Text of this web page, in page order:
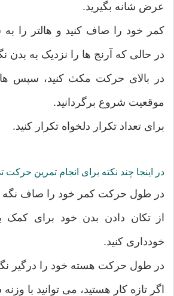
عرض شانه بگیرید.
کمر خود را صاف کنید و هالتر را
در حالی که آرنج ها را نزدیک به بدن
در بالای حرکت مکث کنید، سپس
موقعیت شروع برگردانید.
برای تعداد تکرار دلخواه تکرار کنید.
در اینجا چند نکته برای انجام تمرین حرکت
در طول حرکت کمر خود را صاف نگه
از تکان دادن بدن خود برای کمک
خودداری کنید.
در طول حرکت هسته خود را درگیر
اگر تازه کار هستید، می توانید با